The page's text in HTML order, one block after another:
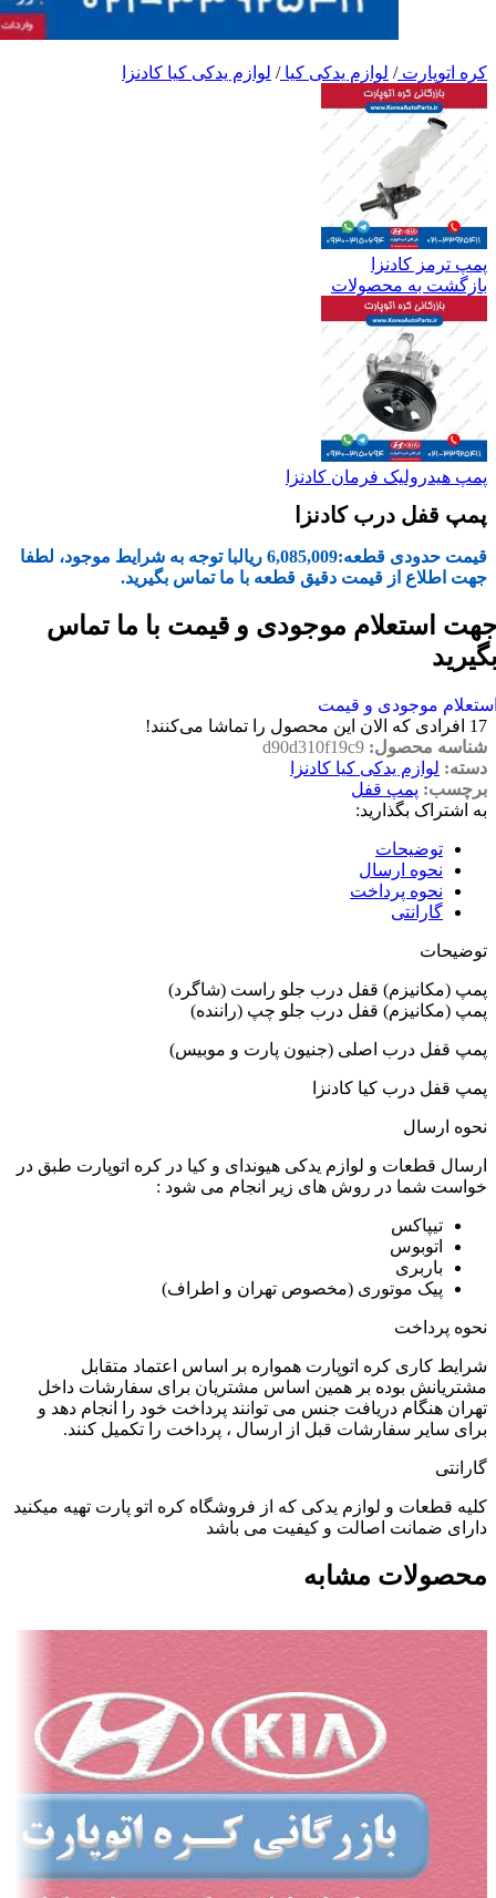
کره اتوپارت/ لوازم یدکی کیا/ لوازم یدکی کیا کادنزا
پمپ ترمز کادنزا
بازگشت به محصولات
پمپ هیدرولیک فرمان کادنزا
پمپ قفل درب کادنزا
قیمت حدودی قطعه:6,085,009 ریالبا توجه به شرایط موجود، لطفا
جهت اطلاع از قیمت دقیق قطعه با ما تماس بگیرید.
استعلام موجودی و قیمت با ما تماس
موجودی و قیمت
17 افرادی که الان این محصول را تماشا می‌کنند!
شناسه محصول: d90d310f19c9
دسته: لوازم یدکی کیا کادنزا
برچسب: پمپ قفل
به اشتراک بگذارید:
توضیحات
نحوه ارسال
نحوه پرداخت
گارانتی
توضیحات
پمپ (مکانیزم) قفل درب جلو راست (شاگرد)
پمپ (مکانیزم) قفل درب جلو چپ (راننده)
پمپ قفل درب اصلی (جنیون پارت و موبیس)
پمپ قفل درب کیا کادنزا
نحوه ارسال
ارسال قطعات و لوازم یدکی هیوندای و کیا در کره اتوپارت طبق در
خواست شما در روش های زیر انجام می شود :
تیپاکس
اتوبوس
باربری
پیک موتوری (مخصوص تهران و اطراف)
نحوه پرداخت
شرایط کاری کره اتوپارت همواره بر اساس اعتماد متقابل
مشتریانش بوده بر همین اساس مشتریان برای سفارشات داخل
تهران هنگام دریافت جنس می توانند پرداخت خود را انجام دهد و
برای سایر سفارشات قبل از ارسال ، پرداخت را تکمیل کنند.
گارانتی
کلیه قطعات و لوازم یدکی که از فروشگاه کره اتو پارت تهیه میکنید
دارای ضمانت اصالت و کیفیت می باشد
محصولات مشابه